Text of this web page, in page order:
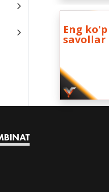
Eng
savollar